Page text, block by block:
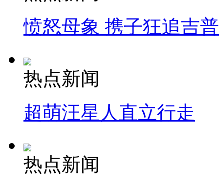
愤怒母象 携子狂追吉
热点新闻
超萌汪星人直立行走
热点新闻